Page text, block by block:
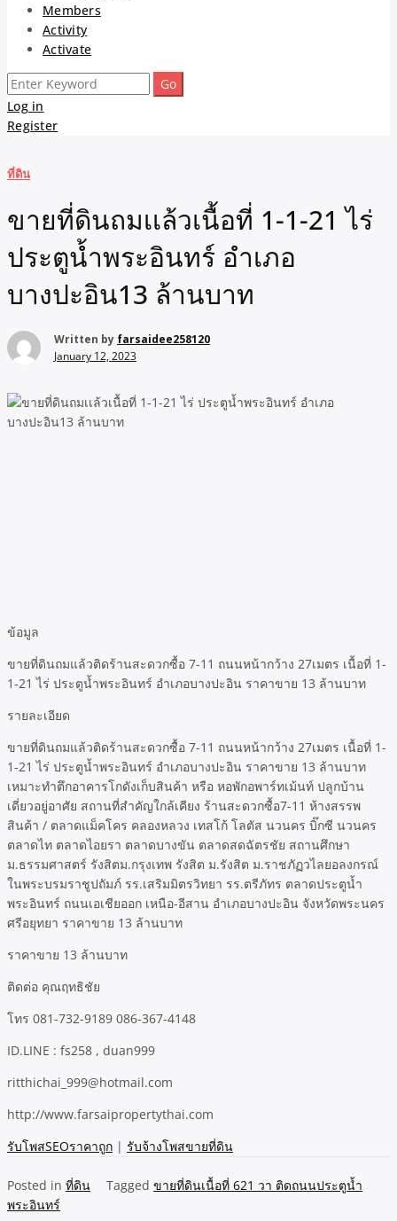
Members
Activity
Activate
Search
for:
Log in
Register
ที่ดิน
ขายที่ดินถมเเล้วเนื้อที่ 1-1-21 ไร่
ประตูน้ำพระอินทร์ อำเภอ
บางปะอิน13 ล้านบาท
Written by farsaidee258120
January 12, 2023
ข้อมูล
ขายที่ดินถมแล้วติดร้านสะดวกซื้อ 7-11 ถนนหน้ากว้าง 27เมตร เนื้อที่ 1-
1-21 ไร่ ประตูน้ำพระอินทร์ อำเภอบางปะอิน ราคาขาย 13 ล้านบาท
รายละเอียด
ขายที่ดินถมแล้วติดร้านสะดวกซื้อ 7-11 ถนนหน้ากว้าง 27เมตร เนื้อที่ 1-
1-21 ไร่ ประตูน้ำพระอินทร์ อำเภอบางปะอิน ราคาขาย 13 ล้านบาท
เหมาะทำตึกอาคารโกดังเก็บสินค้า หรือ หอพักอพาร์ทเม้นท์ ปลูกบ้าน
เดี่ยวอยู่อาศัย สถานที่สำคัญใกล้เคียง ร้านสะดวกซื้อ7-11 ห้างสรรพ
สินค้า / ตลาดแม็คโคร คลองหลวง เทสโก้ โลตัส นวนคร บิ๊กซี นวนคร
ตลาดไท ตลาดไอยรา ตลาดบางขัน ตลาดสดฉัตรชัย สถานศึกษา
ม.ธรรมศาสตร์ รังสิตม.กรุงเทพ รังสิต ม.รังสิต ม.ราชภัฏวไลยอลงกรณ์
ในพระบรมราชูปถัมภ์ รร.เสริมมิตรวิทยา รร.ตรีภัทร ตลาดประตูน้ำ
พระอินทร์ ถนนเอเชียออก เหนือ-อีสาน อำเภอบางปะอิน จังหวัดพระนคร
ศรีอยุทยา ราคาขาย 13 ล้านบาท
ราคาขาย 13 ล้านบาท
ติดต่อ คุณฤทธิชัย
โทร 081-732-9189 086-367-4148
ID.LINE : fs258 , duan999
ritthichai_999@hotmail.com
http://www.farsaipropertythai.com
รับโพสSEOราคาถูก | รับจ้างโพสขายที่ดิน
Posted in ที่ดิน Tagged ขายที่ดินเนื้อที่ 621 วา ติดถนนประตูน้ำ
พระอินทร์